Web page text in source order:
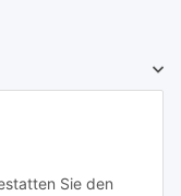
Sie den